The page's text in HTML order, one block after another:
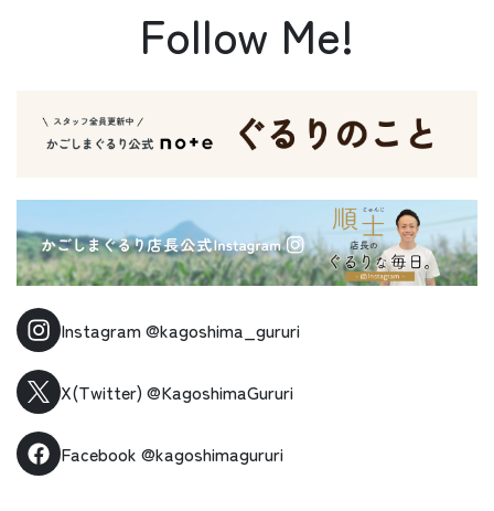
Follow Me!
Instagram@kagoshima_gururi
X(Twitter) @KagoshimaGururi
Facebook @kagoshimagururi